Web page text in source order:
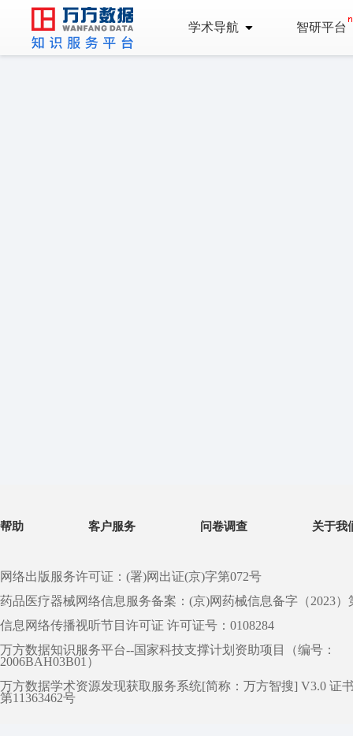
学术导航 智研平台
帮助 客户服务 问卷调查 关于我
网络出版服务许可证：(署)网出证(京)字第072号
药品医疗器械网络信息服务备案：(京)网药械信息备字（2023）
信息网络传播视听节目许可证 许可证号：0108284
万方数据知识服务平台--国家科技支撑计划资助项目（编号：
2006BAH03B01）
万方数据学术资源发现获取服务系统[简称：万方智搜] V3.0 证
第11363462号